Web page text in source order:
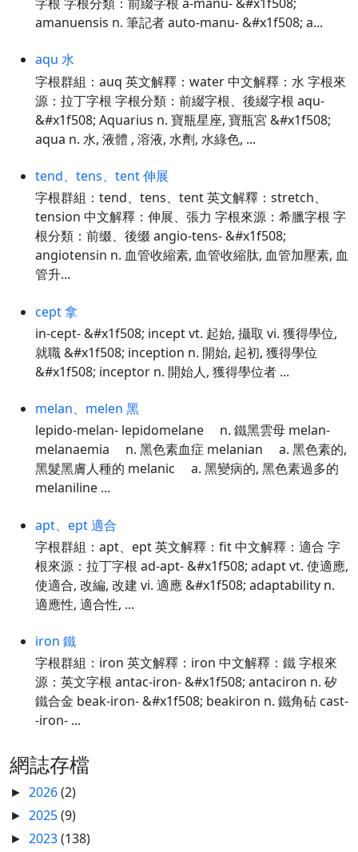
amanuensis n. 筆記者 auto-manu- &#x1f508; a...
aqu 水
字根群組：auq 英文解釋：water 中文解釋：水 字根來
源：拉丁字根 字根分類：前綴字根、後綴字根 aqu-
&#x1f508; Aquarius n. 寶瓶星座, 寶瓶宮 &#x1f508;
aqua n. 水, 液體 , 溶液, 水劑, 水綠色, ...
tend、tens、tent 伸展
字根群組：tend、tens、tent 英文解釋：stretch、
tension 中文解釋：伸展、張力 字根來源：希臘字根 字
根分類：前缀、後缀 angio-tens- &#x1f508;
angiotensin n. 血管收縮素, 血管收縮肽, 血管加壓素, 血
管升...
cept 拿
in-cept- &#x1f508; incept vt. 起始, 攝取 vi. 獲得學位,
就職 &#x1f508; inception n. 開始, 起初, 獲得學位
&#x1f508; inceptor n. 開始人, 獲得學位者 ...
melan、melen 黑
lepido-melan- lepidomelane n. 鐵黑雲母 melan-
melanaemia n. 黑色素血症 melanian a. 黑色素的,
黑髮黑膚人種的 melanic a. 黑變病的, 黑色素過多的
melaniline ...
apt、ept 適合
字根群組：apt、ept 英文解釋：fit 中文解釋：適合 字
根來源：拉丁字根 ad-apt- &#x1f508; adapt vt. 使適應,
使適合, 改編, 改建 vi. 適應 &#x1f508; adaptability n.
適應性, 適合性, ...
iron 鐵
字根群組：iron 英文解釋：iron 中文解釋：鐵 字根來
源：英文字根 antac-iron- &#x1f508; antaciron n. 矽
鐵合金 beak-iron- &#x1f508; beakiron n. 鐵角砧 cast-
-iron- ...
網誌存檔
► 2026(2)
► 2025(9)
► 2023(138)